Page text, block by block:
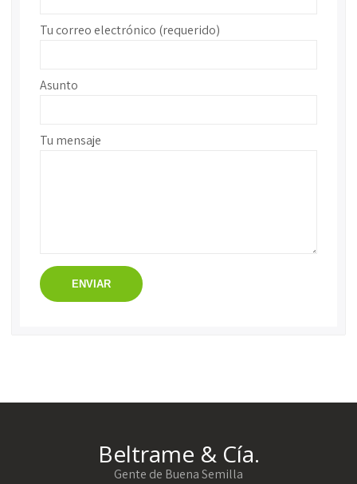
Tu correo electrónico (requerido)
Asunto
Tu mensaje
Beltrame & Cía.
Gente de Buena Semilla